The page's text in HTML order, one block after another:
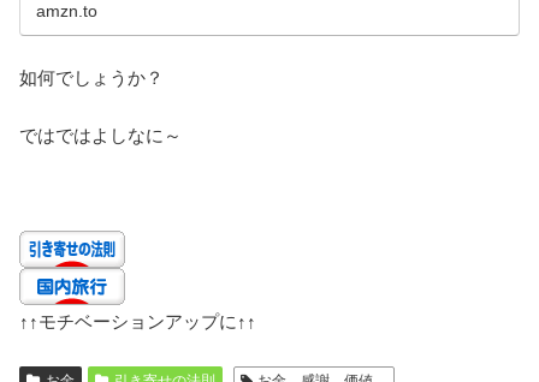
amzn.to
如何でしょうか？
ではではよしなに～
↑↑モチベーションアップに ↑↑